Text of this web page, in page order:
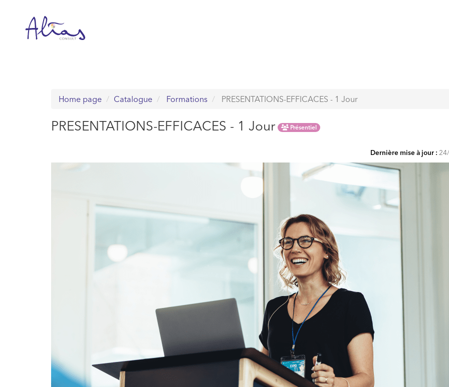
contenu
Home page Catalogue Formations PRESENTATIONS-EFFICACES - 1 Jour
PRESENTATIONS-EFFICACES - 1 Jour Présentiel
Dernière mise à jour :